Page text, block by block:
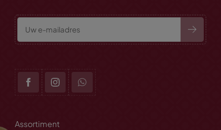
Assortiment